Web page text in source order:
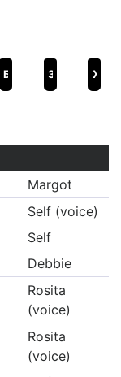
Margot
Self (voice)
Self
Debbie
Rosita
(voice)
Rosita
(voice)